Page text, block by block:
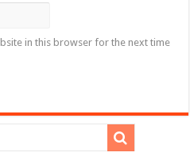
in this browser for the next time